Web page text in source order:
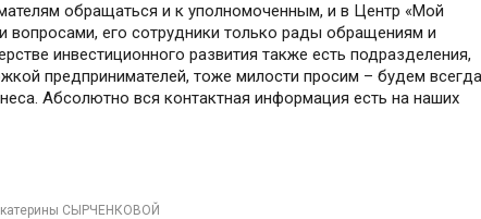
обращаться и к уполномоченным, и в Центр «Мой
вопросами, его сотрудники только рады обращениям и
инвестиционного развития также есть подразделения,
предпринимателей, тоже милости просим – будем всегда
Абсолютно вся контактная информация есть на наших
СЫРЧЕНКОВОЙ